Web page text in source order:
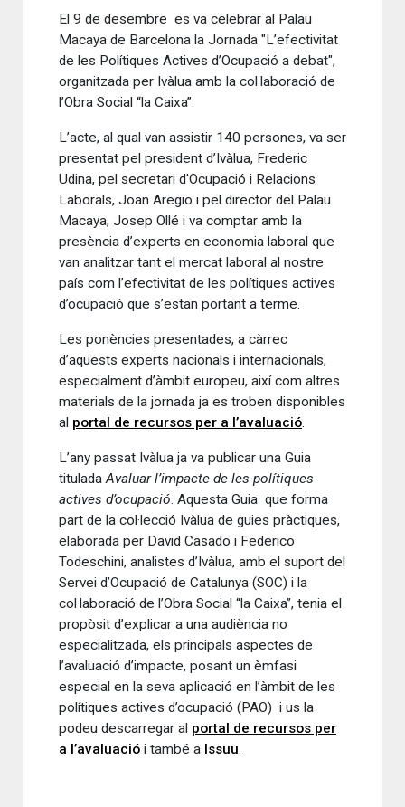
El 9 de desembre es va celebrar al Palau
Macaya de Barcelona la Jornada "L’efectivitat
de les Polítiques Actives d’Ocupació a debat",
organitzada per Ivàlua amb la col·laboració de
l’Obra Social “la Caixa”.
L’acte, al qual van assistir 140 persones, va ser
presentat pel president d’Ivàlua, Frederic
Udina, pel secretari d'Ocupació i Relacions
Laborals, Joan Aregio i pel director del Palau
Macaya, Josep Ollé i va comptar amb la
presència d’experts en economia laboral que
van analitzar tant el mercat laboral al nostre
país com l’efectivitat de les polítiques actives
d’ocupació que s’estan portant a terme.
Les ponències presentades, a càrrec
d’aquests experts nacionals i internacionals,
especialment d’àmbit europeu, així com altres
materials de la jornada ja es troben disponibles
al portal de recursos per a l’avaluació.
L’any passat Ivàlua ja va publicar una Guia
tituladaAvaluar l’impacte de les polítiques
actives d’ocupació. Aquesta Guia que forma
part de la col·lecció Ivàlua de guies pràctiques,
elaborada per David Casado i Federico
Todeschini, analistes d’Ivàlua, amb el suport del
Servei d’Ocupació de Catalunya (SOC) i la
col·laboració de l’Obra Social “la Caixa”, tenia el
propòsit d’explicar a una audiència no
especialitzada, els principals aspectes de
l’avaluació d’impacte, posant un èmfasi
especial en la seva aplicació en l’àmbit de les
polítiques actives d’ocupació (PAO) i us la
podeu descarregar al portal de recursos per
a l’avaluació i també a Issuu.